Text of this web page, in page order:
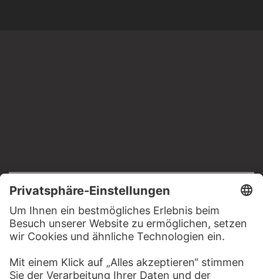
Impressum
Datenschutz
Copyright © 2026 Städel Museum
All rights reserved.
DIGITALE SAMMLUNG